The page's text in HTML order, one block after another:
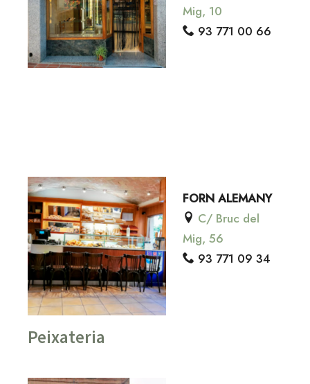
Mig, 10
93 771 00 66
FORN ALEMANY
C/ Bruc del
Mig, 56
93 771 09 34
Peixateria